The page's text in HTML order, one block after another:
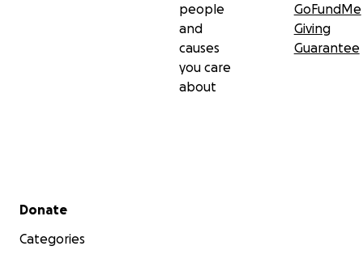
people
and
causes
you care
about
GoFundMe
Giving
Guarantee
Secondary menu
Donate
Categories